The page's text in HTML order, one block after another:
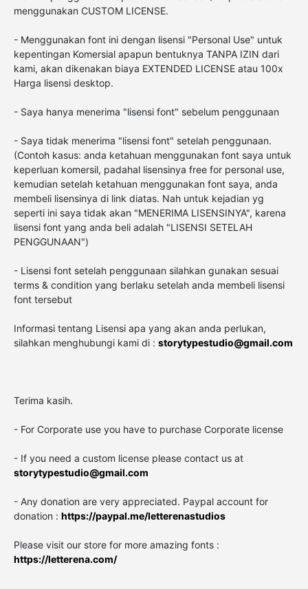
menggunakan CUSTOM LICENSE.
- Menggunakan font ini dengan lisensi "Personal Use" untuk
kepentingan Komersial apapun bentuknya TANPA IZIN dari
kami, akan dikenakan biaya EXTENDED LICENSE atau 100x
Harga lisensi desktop.
- Saya hanya menerima "lisensi font" sebelum penggunaan
- Saya tidak menerima "lisensi font" setelah penggunaan.
(Contoh kasus: anda ketahuan menggunakan font saya untuk
keperluan komersil, padahal lisensinya free for personal use,
kemudian setelah ketahuan menggunakan font saya, anda
membeli lisensinya di link diatas. Nah untuk kejadian yg
seperti ini saya tidak akan "MENERIMA LISENSINYA", karena
lisensi font yang anda beli adalah "LISENSI SETELAH
PENGGUNAAN")
- Lisensi font setelah penggunaan silahkan gunakan sesuai
terms & condition yang berlaku setelah anda membeli lisensi
font tersebut
Informasi tentang Lisensi apa yang akan anda perlukan,
silahkan menghubungi kami di : storytypestudio@gmail.com
Terima kasih.
- For Corporate use you have to purchase Corporate license
- If you need a custom license please contact us at
storytypestudio@gmail.com
- Any donation are very appreciated. Paypal account for
donation : https://paypal.me/letterenastudios
Please visit our store for more amazing fonts :
https://letterena.com/